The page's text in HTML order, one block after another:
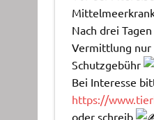
Nach drei
Vermittlung nur
Schutzgebühr
Bei Interesse
https://
oder schreib